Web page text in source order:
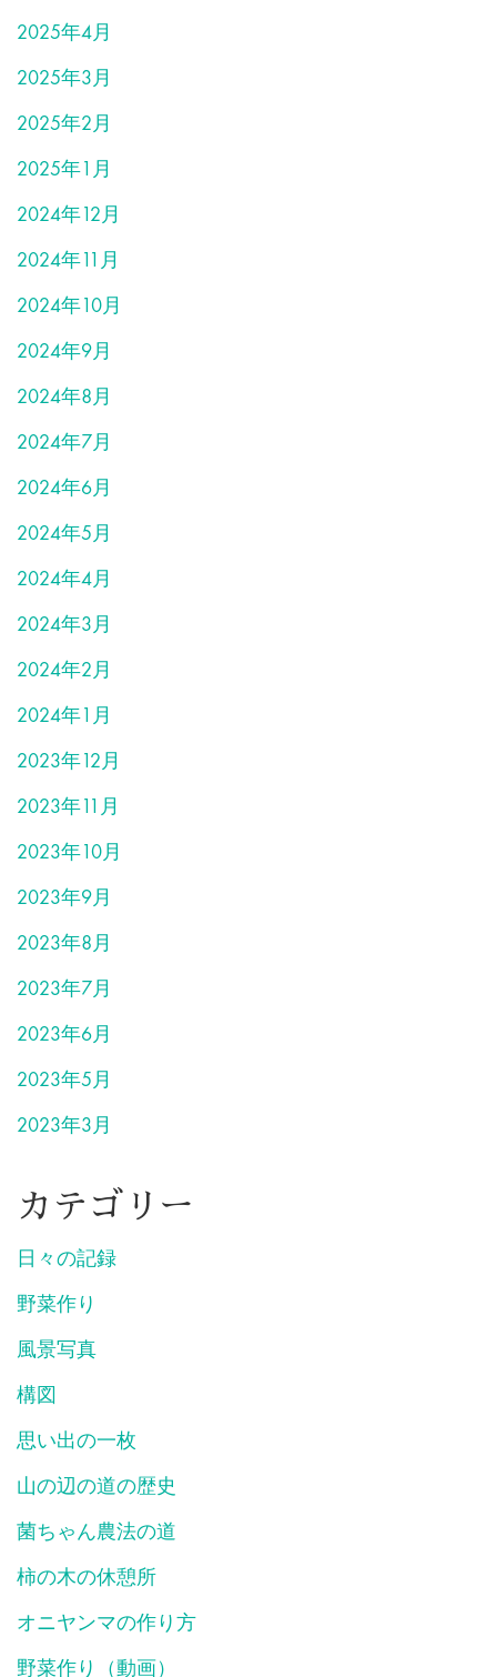
2025年4月
2025年3月
2025年2月
2025年1月
2024年12月
2024年11月
2024年10月
2024年9月
2024年8月
2024年7月
2024年6月
2024年5月
2024年4月
2024年3月
2024年2月
2024年1月
2023年12月
2023年11月
2023年10月
2023年9月
2023年8月
2023年7月
2023年6月
2023年5月
2023年3月
カテゴリー
日々の記録
野菜作り
風景写真
構図
思い出の一枚
山の辺の道の歴史
菌ちゃん農法の道
柿の木の休憩所
オニヤンマの作り方
野菜作り（動画）